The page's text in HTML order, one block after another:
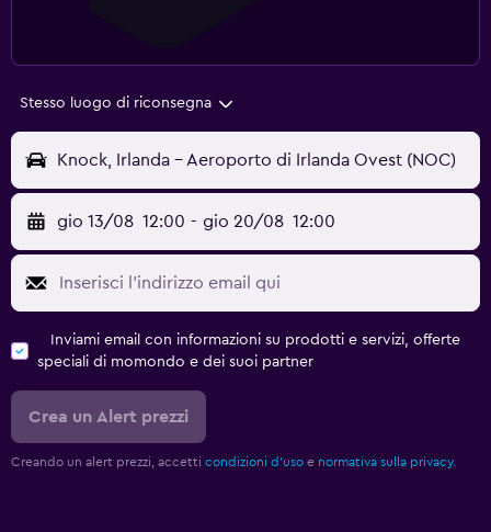
Stesso luogo di riconsegna
Knock, Irlanda - Aeroporto di Irlanda Ovest (NOC)
gio 13/08 12:00 - gio 20/08 12:00
Inviami email con informazioni su prodotti e servizi, offerte
speciali di momondo e dei suoi partner
Crea un Alert prezzi
Creando un alert prezzi, accetti condizioni d'uso e normativa sulla privacy.